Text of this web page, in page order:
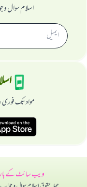
اسلام سوال
مواد تک فوری
ویب سائٹ کے